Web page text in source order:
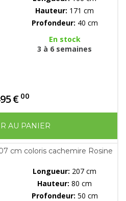
Hauteur: 171 cm
Profondeur: 40 cm
En stock
3 à 6 semaines
€ 00
AU PANIER
cm coloris cachemire Rosine
Longueur: 207 cm
Hauteur: 80 cm
Profondeur: 50 cm